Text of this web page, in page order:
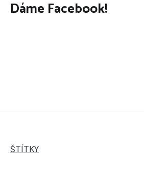
Dáme Facebook!
ŠTÍTKY